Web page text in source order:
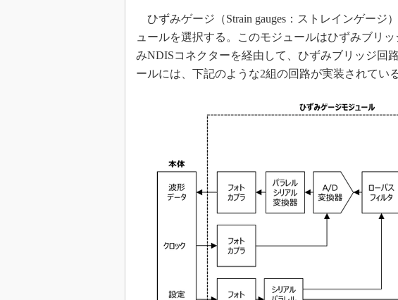
ひずみゲージ（Strain gauges：ストレインゲージ
ュールを選択する。このモジュールはひずみブリ
みNDISコネクターを経由して、ひずみブリッジ回
ールには、下記のような2組の回路が実装されている